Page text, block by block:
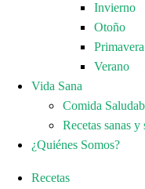
Invierno
Otoño
Primavera
Verano
Vida Sana
Comida
Recetas sanas y
¿Quiénes Somos?
Recetas